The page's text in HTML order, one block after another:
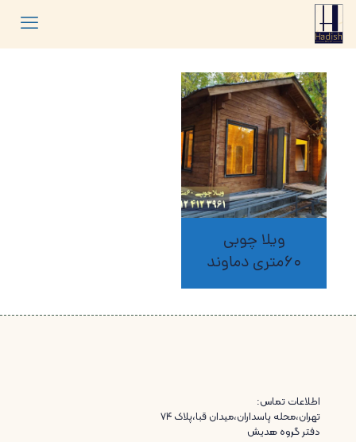
ویلا چوبی
60متری دماوند
اطلاعات تماس:
تهران،محله پاسداران،میدان قبا،پلاک ۷۴
دفتر گروه هدیش